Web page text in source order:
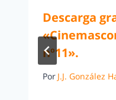
Descarga
nº11».
Por J.J. González